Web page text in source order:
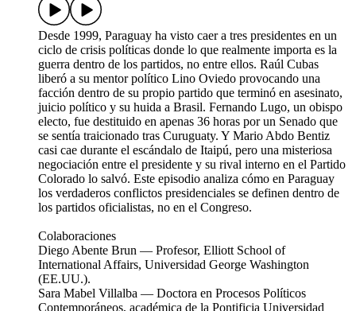
Desde 1999, Paraguay ha visto caer a tres presidentes en un
ciclo de crisis políticas donde lo que realmente importa es la
guerra dentro de los partidos, no entre ellos. Raúl Cubas
liberó a su mentor político Lino Oviedo provocando una
facción dentro de su propio partido que terminó en asesinato,
juicio político y su huida a Brasil. Fernando Lugo, un obispo
electo, fue destituido en apenas 36 horas por un Senado que
se sentía traicionado tras Curuguaty. Y Mario Abdo Bentiz
casi cae durante el escándalo de Itaipú, pero una misteriosa
negociación entre el presidente y su rival interno en el Partido
Colorado lo salvó. Este episodio analiza cómo en Paraguay
los verdaderos conflictos presidenciales se definen dentro de
los partidos oficialistas, no en el Congreso.
Colaboraciones
Diego Abente Brun — Profesor, Elliott School of
International Affairs, Universidad George Washington
(EE.UU.).​
Sara Mabel Villalba — Doctora en Procesos Políticos
Contemporáneos, académica de la Pontificia Universidad